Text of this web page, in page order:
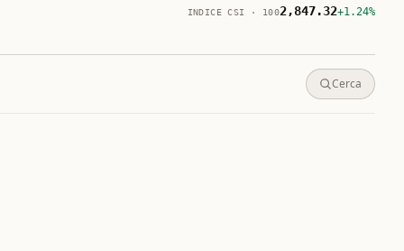
INDICE CSI · 1002,847.32+1.24%
Cerca